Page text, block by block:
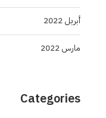
أبريل 2022
مارس 2022
Categories